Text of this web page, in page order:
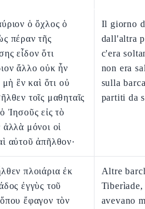
ὁ ὄχλος ὁ
πέραν τῆς
εἶδον ὅτι
ἄλλο οὐκ ἦν
μὴ ἓν καὶ ὅτι οὐ
τοῖς μαθηταῖς
Ἰησοῦς εἰς τὸ
ἀλλὰ μόνοι οἱ
αὐτοῦ ἀπῆλθον·
Il giorno
dall'altra
c'era
non era
sulla
partiti da
πλοιάρια ἐκ
ἐγγὺς τοῦ
ἔφαγον τὸν
Altre
avevano